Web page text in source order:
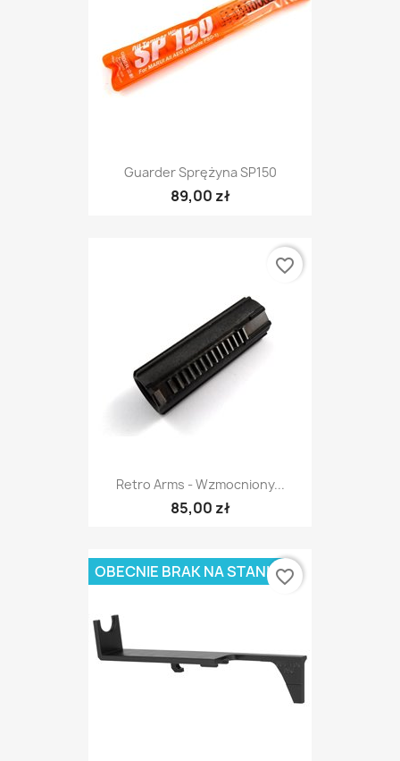
Guarder Sprężyna SP150
89,00 zł
Retro Arms - Wzmocniony...
85,00 zł
favorite_border
OBECNIE BRAK NA STANIEfavorite_border